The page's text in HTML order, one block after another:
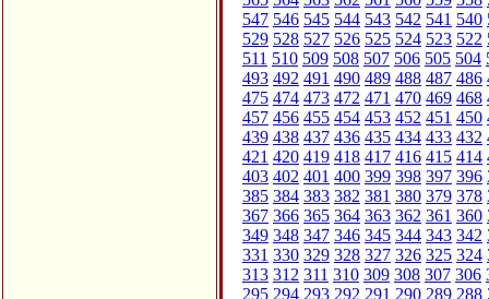
547 546 545 544 543 542 541 540
529 528 527 526 525 524 523 522
511 510 509 508 507 506 505 504
493 492 491 490 489 488 487 486
475 474 473 472 471 470 469 468
457 456 455 454 453 452 451 450
439 438 437 436 435 434 433 432
421 420 419 418 417 416 415 414
403 402 401 400 399 398 397 396
385 384 383 382 381 380 379 378
367 366 365 364 363 362 361 360
349 348 347 346 345 344 343 342
331 330 329 328 327 326 325 324
313 312 311 310 309 308 307 306
295 294 293 292 291 290 289 288